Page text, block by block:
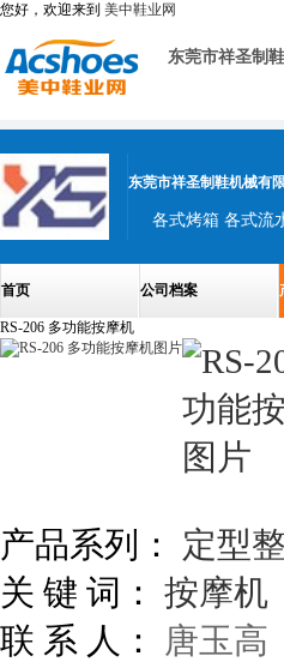
您好，欢迎来到 美中鞋业网
东莞市祥圣制
东莞市祥圣制鞋机械有
首页 公司档案
RS-206 多功能按摩机
产品系列：
定型
关 键 词： 按摩机
联 系 人：
唐玉高